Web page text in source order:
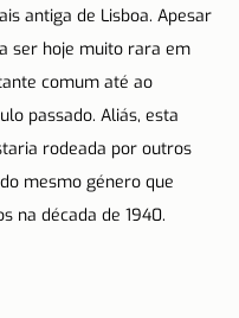
antiga de Lisboa. Apesar
ser hoje muito rara em
comum até ao
passado. Aliás, esta
rodeada por outros
mesmo género que
na década de 1940.